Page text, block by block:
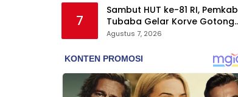
7
Sambut HUT ke-81 RI, Pemkab
Tubaba Gelar Korve Gotong
Royong dan Bersih-Bersih
Agustus 7, 2026